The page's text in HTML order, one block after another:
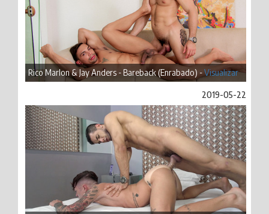
Rico Marlon & Jay Anders - Bareback (Enrabado) -Visualizar
2019-05-22